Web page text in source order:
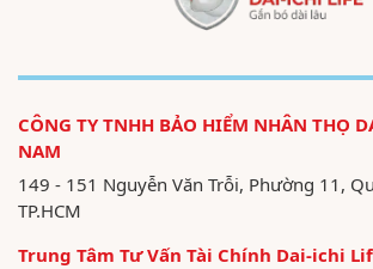
CÔNG TY TNHH BẢO HIỂM NHÂN THỌ
NAM
149 - 151 Nguyễn Văn Trỗi, Phường 11,
TP.HCM
Trung Tâm Tư Vấn Tài Chính Dai-ichi